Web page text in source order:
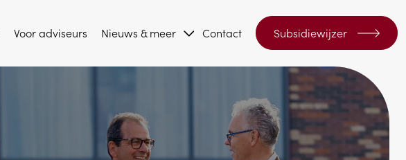
Voor adviseurs Nieuws & meer Contact Subsidiewijzer